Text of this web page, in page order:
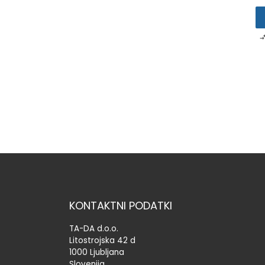
KONTAKTNI PODATKI
TA-DA d.o.o.
Litostrojska 42 d
1000 Ljubljana